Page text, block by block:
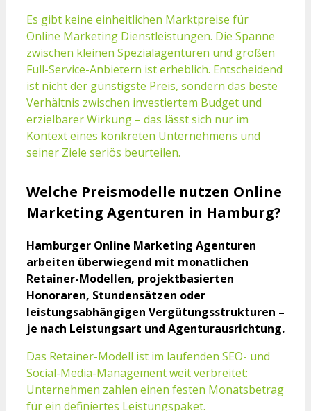
Es gibt keine einheitlichen Marktpreise für
Online Marketing Dienstleistungen. Die Spanne
zwischen kleinen Spezialagenturen und großen
Full-Service-Anbietern ist erheblich. Entscheidend
ist nicht der günstigste Preis, sondern das beste
Verhältnis zwischen investiertem Budget und
erzielbarer Wirkung – das lässt sich nur im
Kontext eines konkreten Unternehmens und
seiner Ziele seriös beurteilen.
Welche Preismodelle nutzen Online
Marketing Agenturen in Hamburg?
Hamburger Online Marketing Agenturen
arbeiten überwiegend mit monatlichen
Retainer-Modellen, projektbasierten
Honoraren, Stundensätzen oder
leistungsabhängigen Vergütungsstrukturen –
je nach Leistungsart und Agenturausrichtung.
Das Retainer-Modell ist im laufenden SEO- und
Social-Media-Management weit verbreitet:
Unternehmen zahlen einen festen Monatsbetrag
für ein definiertes Leistungspaket.